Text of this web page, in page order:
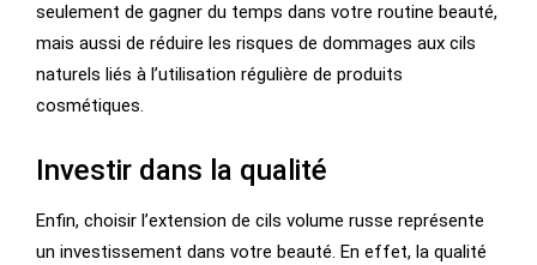
seulement de gagner du temps dans votre routine beauté,
mais aussi de réduire les risques de dommages aux cils
naturels liés à l’utilisation régulière de produits
cosmétiques.
Investir dans la qualité
Enfin, choisir l’extension de cils volume russe représente
un investissement dans votre beauté. En effet, la qualité